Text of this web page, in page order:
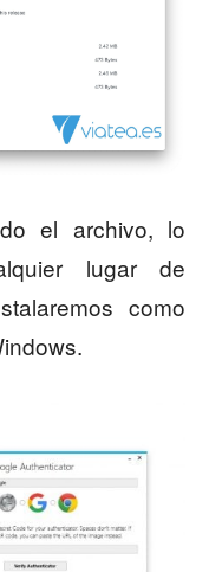
el archivo, lo
lugar de
como